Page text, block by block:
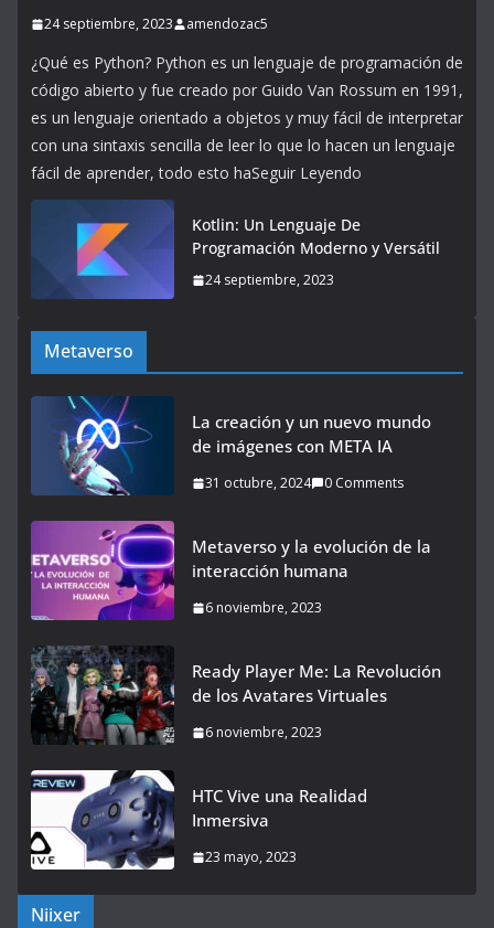
24 septiembre, 2023 amendozac5
¿Qué es Python? Python es un lenguaje de programación de
código abierto y fue creado por Guido Van Rossum en 1991,
es un lenguaje orientado a objetos y muy fácil de interpretar
con una sintaxis sencilla de leer lo que lo hacen un lenguaje
fácil de aprender, todo esto haSeguir Leyendo
Kotlin: Un Lenguaje De
Programación Moderno y Versátil
24 septiembre, 2023
Metaverso
La creación y un nuevo mundo
de imágenes con META IA
31 octubre, 2024 0 Comments
Metaverso y la evolución de la
interacción humana
6 noviembre, 2023
Ready Player Me: La Revolución
de los Avatares Virtuales
6 noviembre, 2023
HTC Vive una Realidad
Inmersiva
23 mayo, 2023
Niixer